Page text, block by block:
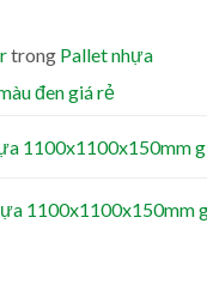
trong Pallet nhựa
đen giá rẻ
1100x1100x150mm
1100x1100x150mm